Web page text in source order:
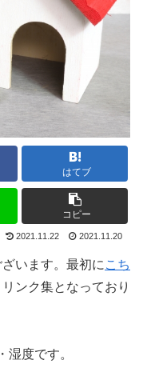
はてブ
コピー
2021.11.22 2021.11.20
います。最初に こち
ンク集となっており
湿度です。